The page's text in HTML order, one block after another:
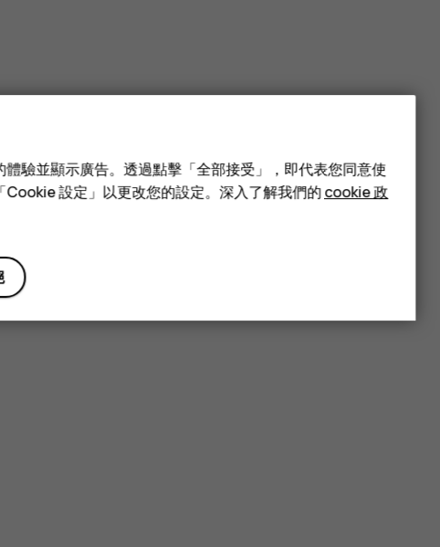
驗並顯示廣告。透過點擊「全部接受」，即代表您同意使
設定」以更改您的設定。深入了解我們的cookie 政